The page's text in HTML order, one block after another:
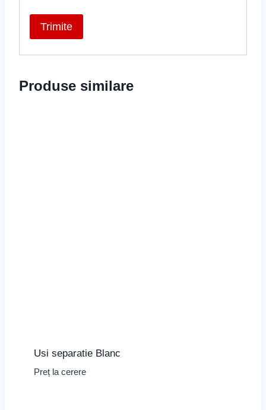
Produse similare
Usi separatie Blanc
Preț la cerere